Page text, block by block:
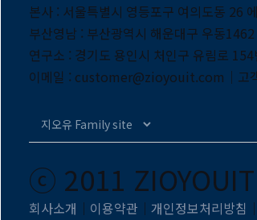
본사 : 서울특별시 영등포구 여의도동 26
부산영남 : 부산광역시 해운대구 우동
연구소 : 경기도 용인시 처인구 유림로
이메일 : customer@zioyouit.com｜고
ⓒ 2011 ZIOYOUIT
회사소개 ｜ 이용약관 ｜ 개인정보처리방침 ｜